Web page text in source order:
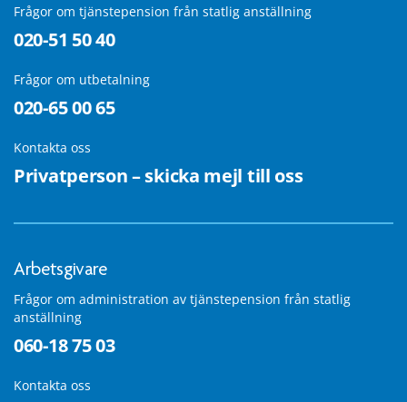
Frågor om tjänstepension från statlig anställning
020-51 50 40
Frågor om utbetalning
020-65 00 65
Kontakta oss
Privatperson – skicka mejl till oss
Arbetsgivare
Frågor om administration av tjänstepension från statlig
anställning
060-18 75 03
Kontakta oss